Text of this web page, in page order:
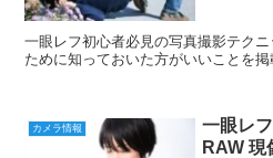
一眼レフ初心者必見の写真撮影テク
ために知っておいた方がいいことを掲
カメラ情報
一眼レ
RAW 現